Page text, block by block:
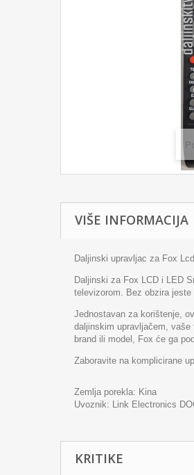
VIŠE INFORMACIJA
Daljinski upravljac za Fox
Daljinski za Fox LCD i LED
televizorom. Bez obzira
Jednostavan za korištenje,
daljinskim upravljačem,
brand ili model, Fox će ga
Zaboravite na komplicirane
Zemlja porekla: Kina
Uvoznik: Link Electronics
KRITIKE